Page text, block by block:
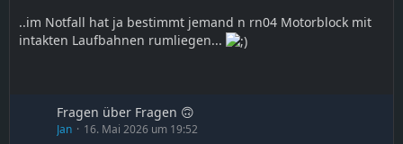
..im Notfall hat ja bestimmt jemand n rn04 Motorblock mit
intakten Laufbahnen rumliegen...
Fragen über Fragen 🙃
Jan 16. Mai 2026 um 19:52